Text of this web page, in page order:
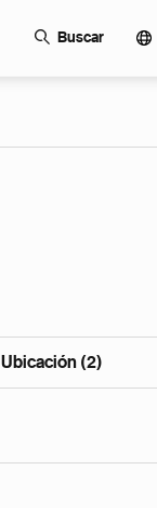
Buscar
Ubicación (2)